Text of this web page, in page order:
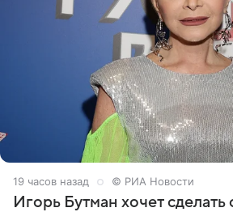
19 часов назад © РИА Новости
Игорь Бутман хочет